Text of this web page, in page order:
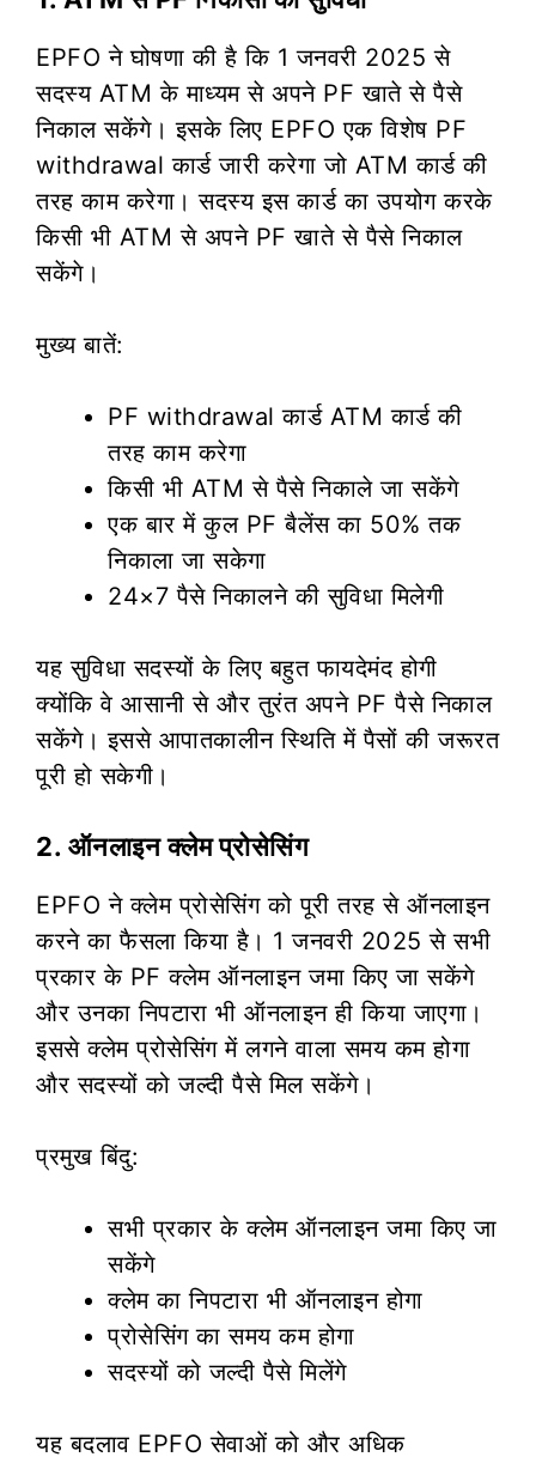
EPFO ने घोषणा की है कि 1 जनवरी 2025 से
सदस्य ATM के माध्यम से अपने PF खाते से पैसे
निकाल सकेंगे। इसके लिए EPFO एक विशेष PF
withdrawal कार्ड जारी करेगा जो ATM कार्ड की
तरह काम करेगा। सदस्य इस कार्ड का उपयोग करके
किसी भी ATM से अपने PF खाते से पैसे निकाल
सकेंगे।
मुख्य बातें:
PF withdrawal कार्ड ATM कार्ड की
तरह काम करेगा
किसी भी ATM से पैसे निकाले जा सकेंगे
एक बार में कुल PF बैलेंस का 50% तक
निकाला जा सकेगा
24×7 पैसे निकालने की सुविधा मिलेगी
यह सुविधा सदस्यों के लिए बहुत फायदेमंद होगी
क्योंकि वे आसानी से और तुरंत अपने PF पैसे निकाल
सकेंगे। इससे आपातकालीन स्थिति में पैसों की जरूरत
पूरी हो सकेगी।
2. ऑनलाइन क्लेम प्रोसेसिंग
EPFO ने क्लेम प्रोसेसिंग को पूरी तरह से ऑनलाइन
करने का फैसला किया है। 1 जनवरी 2025 से सभी
प्रकार के PF क्लेम ऑनलाइन जमा किए जा सकेंगे
और उनका निपटारा भी ऑनलाइन ही किया जाएगा।
इससे क्लेम प्रोसेसिंग में लगने वाला समय कम होगा
और सदस्यों को जल्दी पैसे मिल सकेंगे।
प्रमुख बिंदु:
सभी प्रकार के क्लेम ऑनलाइन जमा किए जा
सकेंगे
क्लेम का निपटारा भी ऑनलाइन होगा
प्रोसेसिंग का समय कम होगा
सदस्यों को जल्दी पैसे मिलेंगे
यह बदलाव EPFO सेवाओं को और अधिक